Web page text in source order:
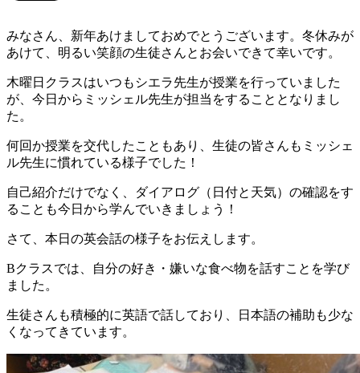
みなさん、新年あけましておめでとうございます。冬休みが
あけて、明るい笑顔の生徒さんとお会いできて幸いです。
木曜日クラスはいつもシエラ先生が授業を行っていました
が、今日からミッシェル先生が担当をすることとなりまし
た。
何回か授業を交代したこともあり、生徒の皆さんもミッシェ
ル先生に慣れている様子でした！
自己紹介だけでなく、ダイアログ（日付と天気）の確認をす
ることも今日から学んでいきましょう！
さて、本日の英会話の様子をお伝えします。
Bクラスでは、自分の好き・嫌いな食べ物を話すことを学び
ました。
生徒さんも積極的に英語で話しており、日本語の補助も少な
くなってきています。